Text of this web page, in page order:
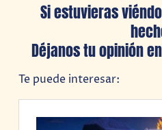
Si estuvieras
Déjanos tu opinión
Te puede interesar: